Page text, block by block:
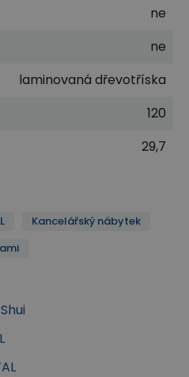
ne
ne
laminovaná dřevotříska
120
29,7
Kancelářský nábytek